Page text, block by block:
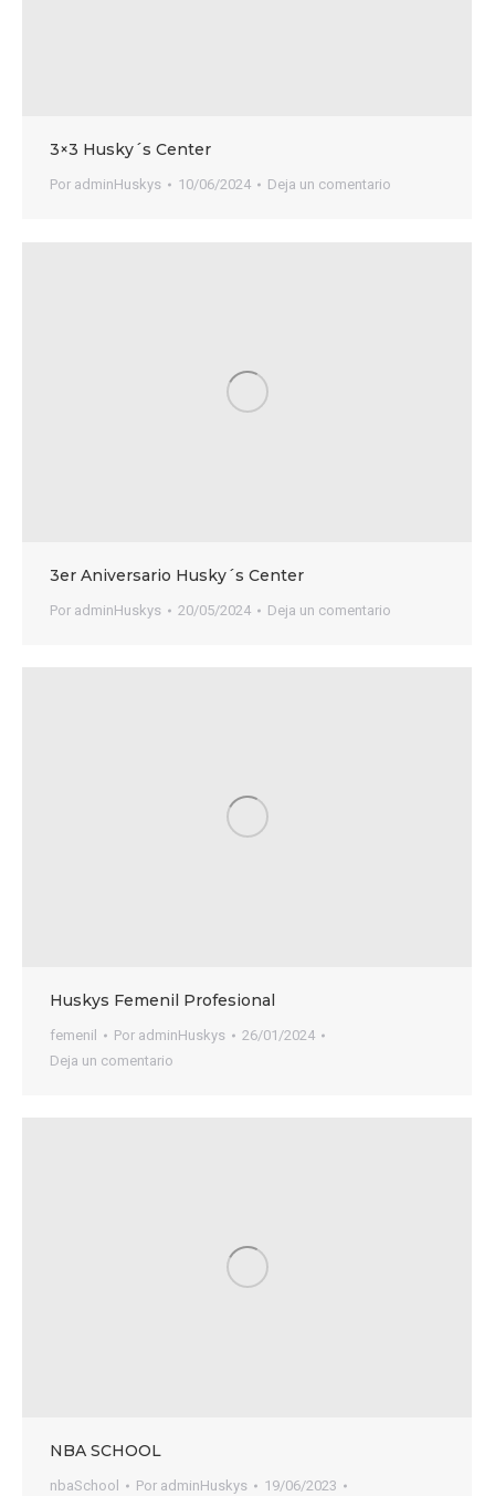
3×3 Husky´s Center
Por adminHuskys 10/06/2024 Deja un comentario
3er Aniversario Husky´s Center
Por adminHuskys 20/05/2024 Deja un comentario
Huskys Femenil Profesional
femenil Por adminHuskys
26/01/2024
Deja un comentario
NBA SCHOOL
nbaSchool Por adminHuskys
19/06/2023